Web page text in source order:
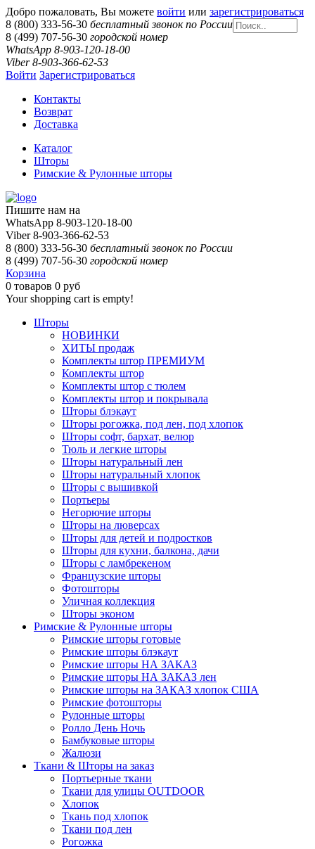
Добро пожаловать, Вы можете войти или зарегистрироваться
8 (800) 333-56-30 бесплатный звонок по России
8 (499) 707-56-30 городской номер
WhatsApp 8-903-120-18-00
Viber 8-903-366-62-53
Войти Зарегистрироваться
Контакты
Возврат
Доставка
Каталог
Шторы
Римские & Рулонные шторы
Пишите нам на
WhatsApp 8-903-120-18-00
Viber 8-903-366-62-53
8 (800) 333-56-30 бесплатный звонок по России
8 (499) 707-56-30 городской номер
Корзина
0 товаров 0 руб
Your shopping cart is empty!
Шторы
НОВИНКИ
ХИТЫ продаж
Комплекты штор ПРЕМИУМ
Комплекты штор
Комплекты штор с тюлем
Комплекты штор и покрывала
Шторы блэкаут
Шторы рогожка, под лен, под хлопок
Шторы софт, бархат, велюр
Тюль и легкие шторы
Шторы натуральный лен
Шторы натуральный хлопок
Шторы с вышивкой
Портьеры
Негорючие шторы
Шторы на люверсах
Шторы для детей и подростков
Шторы для кухни, балкона, дачи
Шторы с ламбрекеном
Французские шторы
Фотошторы
Уличная коллекция
Шторы эконом
Римские & Рулонные шторы
Римские шторы готовые
Римские шторы блэкаут
Римские шторы НА ЗАКАЗ
Римские шторы НА ЗАКАЗ лен
Римские шторы на ЗАКАЗ хлопок США
Римские фотошторы
Рулонные шторы
Ролло День Ночь
Бамбуковые шторы
Жалюзи
Ткани & Шторы на заказ
Портьерные ткани
Ткани для улицы OUTDOOR
Хлопок
Ткань под хлопок
Ткани под лен
Рогожка